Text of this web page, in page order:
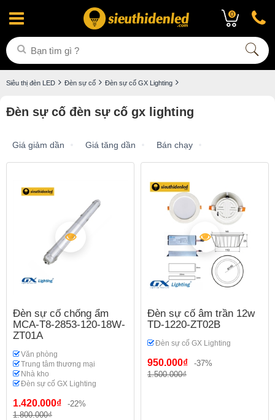
0
Siêu thị đèn LED Đèn sự cố Đèn sự cố GX Lighting
Đèn sự cố đèn sự cố gx lighting
Giá giảm dần Giá tăng dần Bán chạy
Đèn sự cố chống ẩm
MCA-T8-2853-120-18W-
ZT01A
Văn phòng
Trung tâm thương mại
Nhà kho
Đèn sự cố GX Lighting
1.420.000₫
-22%
1.800.000₫
Đèn sự cố âm trần 12w
TD-1220-ZT02B
Đèn sự cố GX Lighting
950.000₫
-37%
1.500.000₫